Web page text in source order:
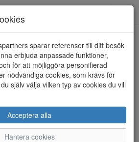
sparar referenser till ditt besök
erbjuda anpassade funktioner,
för att möjliggöra personifierad
nödvändiga cookies, som krävs för
själv välja vilken typ av cookies du vill
Acceptera alla
Hantera cookies